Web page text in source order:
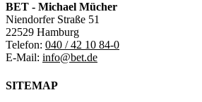
BET - Michael Mücher
Niendorfer Straße 51
22529 Hamburg
Telefon: 040 / 42 10 84-0
E-Mail: info@bet.de
SITEMAP